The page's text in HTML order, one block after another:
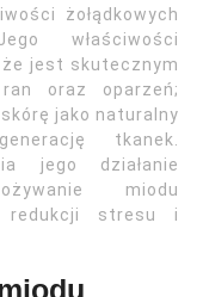
żołądkowych
właściwości
jest skutecznym
oraz oparzeń;
jako naturalny
tkanek.
jego działanie
miodu
redukcji stresu i